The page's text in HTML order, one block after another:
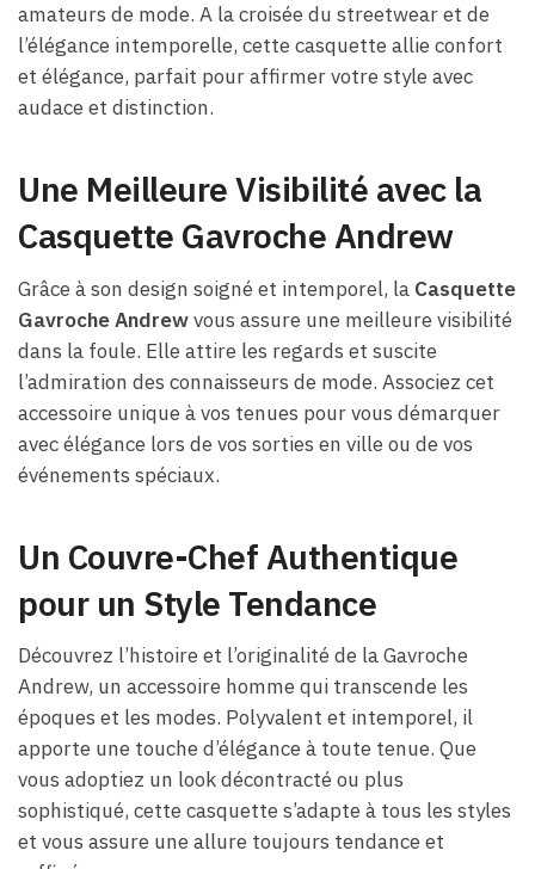
amateurs de mode. A la croisée du streetwear et de
l’élégance intemporelle, cette casquette allie confort
et élégance, parfait pour affirmer votre style avec
audace et distinction.
Une Meilleure Visibilité avec la
Casquette Gavroche Andrew
Grâce à son design soigné et intemporel, la Casquette
Gavroche Andrewvous assure une meilleure visibilité
dans la foule. Elle attire les regards et suscite
l’admiration des connaisseurs de mode. Associez cet
accessoire unique à vos tenues pour vous démarquer
avec élégance lors de vos sorties en ville ou de vos
événements spéciaux.
Un Couvre-Chef Authentique
pour un Style Tendance
Découvrez l’histoire et l’originalité de la Gavroche
Andrew, un accessoire homme qui transcende les
époques et les modes. Polyvalent et intemporel, il
apporte une touche d’élégance à toute tenue. Que
vous adoptiez un look décontracté ou plus
sophistiqué, cette casquette s’adapte à tous les styles
et vous assure une allure toujours tendance et